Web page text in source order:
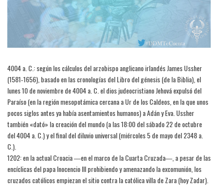
4004 a. C.: según los cálculos del arzobispo anglicano irlandés James Ussher
(1581‑1656), basado en las cronologías del Libro del génesis (de la Biblia), el
lunes 10 de noviembre de 4004 a. C. el dios judeocristiano Jehová expulsó del
Paraíso (en la región mesopotámica cercana a Ur de los Caldeos, en la que unos
pocos siglos antes ya había asentamientos humanos) a Adán y Eva. Ussher
también «dató» la creación del mundo (a las 18:00 del sábado 22 de octubre
del 4004 a. C.) y el final del diluvio universal (miércoles 5 de mayo del 2348 a.
C.).
1202: en la actual Croacia ―en el marco de la Cuarta Cruzada―, a pesar de las
encíclicas del papa Inocencio III prohibiendo y amenazando la excomunión, los
cruzados católicos empiezan el sitio contra la católica villa de Zara (hoy Zadar).